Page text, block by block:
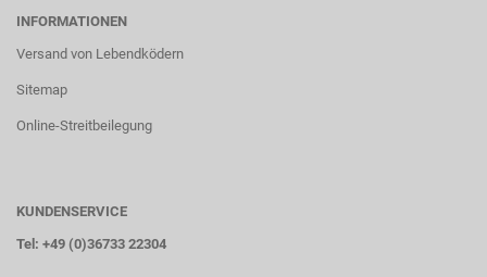
INFORMATIONEN
Versand von Lebendködern
Sitemap
Online-Streitbeilegung
KUNDENSERVICE
Tel: +49 (0)36733 22304